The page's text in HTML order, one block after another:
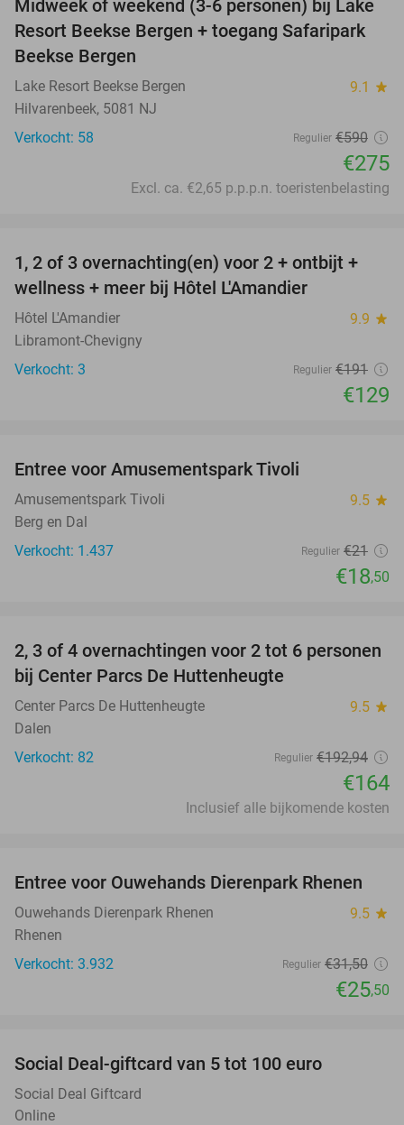
53%
Midweek of weekend (3-6 personen) bij Lake
Resort Beekse Bergen + toegang Safaripark
Beekse Bergen
Lake Resort Beekse Bergen 9.1 star
Hilvarenbeek, 5081 NJ
Verkocht: 58
Regulier €590
€275
Excl. ca. €2,65 p.p.p.n. toeristenbelasting
32%
TODAY
1, 2 of 3 overnachting(en) voor 2 + ontbijt +
wellness + meer bij Hôtel L'Amandier
Hôtel L'Amandier 9.9 star
Libramont-Chevigny
Verkocht: 3
Regulier €191
€129
Entree voor Amusementspark Tivoli
Amusementspark Tivoli 9.5 star
Berg en Dal
Verkocht: 1.437
Regulier €21
€18,50
15%
2, 3 of 4 overnachtingen voor 2 tot 6 personen
bij Center Parcs De Huttenheugte
Center Parcs De Huttenheugte 9.5 star
Dalen
Verkocht: 82
Regulier €192,94
€164
Inclusief alle bijkomende kosten
19%
Entree voor Ouwehands Dierenpark Rhenen
Ouwehands Dierenpark Rhenen 9.5 star
Rhenen
Verkocht: 3.932
Regulier €31,50
€25,50
Social Deal-giftcard van 5 tot 100 euro
Social Deal Giftcard
Online